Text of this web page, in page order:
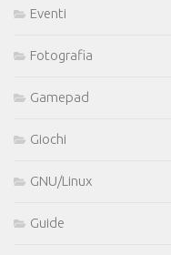
Eventi
Fotografia
Gamepad
Giochi
GNU/Linux
Guide